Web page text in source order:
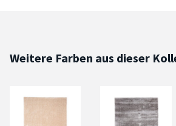
Weitere Farben aus dieser